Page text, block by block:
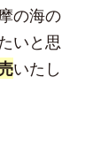
の海の
いと思
いたし